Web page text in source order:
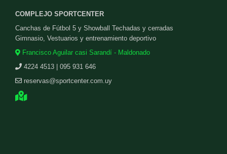
COMPLEJO SPORTCENTER
Canchas de Fútbol 5 y Showball Techadas y cerradas
Gimnasio, Vestuarios y entrenamiento deportivo
Francisco Aguilar casi Sarandí - Maldonado
4224 4513 | 095 931 646
reservas@sportcenter.com.uy